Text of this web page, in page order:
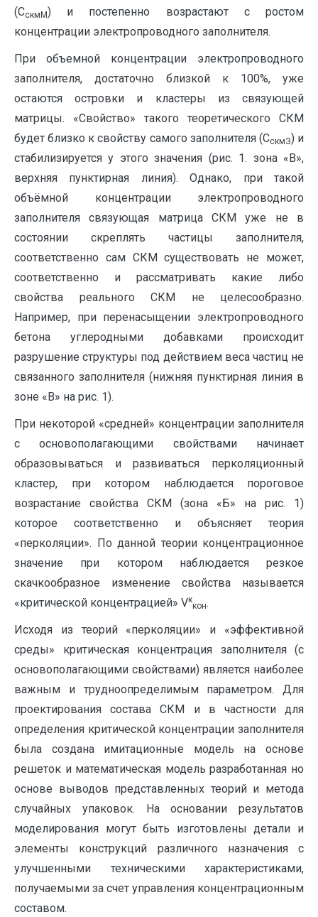
(СскмМ) и постепенно возрастают с ростом
концентрации электропроводного заполнителя.
При объемной концентрации электропроводного
заполнителя, достаточно близкой к 100%, уже
остаются островки и кластеры из связующей
матрицы. «Свойство» такого теоретического СКМ
будет близко к свойству самого заполнителя (СскмЗ) и
стабилизируется у этого значения (рис. 1. зона «В»,
верхняя пунктирная линия). Однако, при такой
объёмной концентрации электропроводного
заполнителя связующая матрица СКМ уже не в
состоянии скреплять частицы заполнителя,
соответственно сам СКМ существовать не может,
соответственно и рассматривать какие либо
свойства реального СКМ не целесообразно.
Например, при перенасыщении электропроводного
бетона углеродными добавками происходит
разрушение структуры под действием веса частиц не
связанного заполнителя (нижняя пунктирная линия в
зоне «В» на рис. 1).
При некоторой «средней» концентрации заполнителя
с основополагающими свойствами начинает
образовываться и развиваться перколяционный
кластер, при котором наблюдается пороговое
возрастание свойства СКМ (зона «Б» на рис. 1)
которое соответственно и объясняет теория
«перколяции». По данной теории концентрационное
значение при котором наблюдается резкое
скачкообразное изменение свойства называется
«критической концентрацией» Vк
кон.
Исходя из теорий «перколяции» и «эффективной
среды» критическая концентрация заполнителя (с
основополагающими свойствами) является наиболее
важным и трудноопределимым параметром. Для
проектирования состава СКМ и в частности для
определения критической концентрации заполнителя
была создана имитационные модель на основе
решеток и математическая модель разработанная но
основе выводов представленных теорий и метода
случайных упаковок. На основании результатов
моделирования могут быть изготовлены детали и
элементы конструкций различного назначения с
улучшенными техническими характеристиками,
получаемыми за счет управления концентрационным
составом.